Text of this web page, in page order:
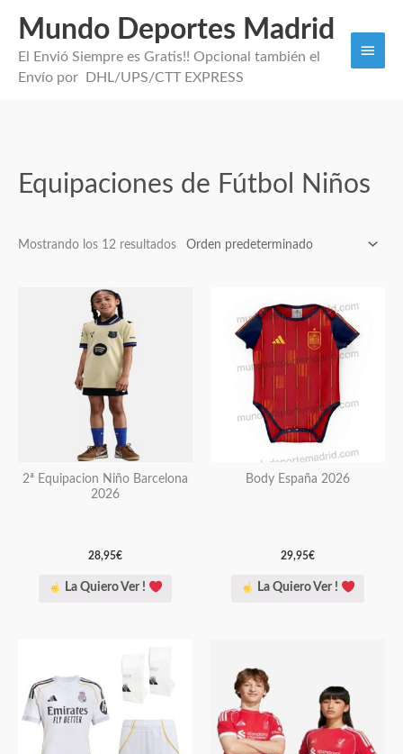
Mundo Deportes Madrid
El Envió Siempre es Gratis!! Opcional también el
Envío por DHL/UPS/CTT EXPRESS
Equipaciones de Fútbol Niños
Mostrando los 12 resultados
2ª Equipacion Niño Barcelona
2026
28,95€
La Quiero Ver !
Este
producto
tiene
múltiples
variantes.
Las
opciones
se
pueden
elegir
de
Body España 2026
29,95€
La Quiero Ver !
producto
tiene
múltiples
variantes.
Las
opciones
se
pueden
de
producto
tiene
múltiples
variantes.
tiene
múltiples
variantes.